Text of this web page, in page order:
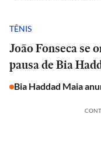
TÊNIS
João Fonseca se
pausa de Bia
Bia Haddad Maia